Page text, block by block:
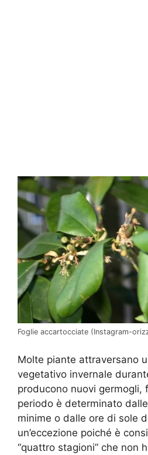
Foglie accartocciate (Instagram-
Molte piante attraversano
vegetativo invernale
producono nuovi germogli,
periodo è determinato
minime o dalle ore di sole
un’eccezione poiché è
“quattro stagioni” che non